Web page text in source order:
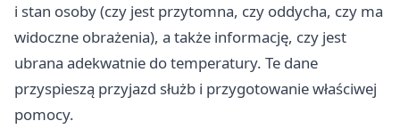
i stan osoby (czy jest przytomna, czy oddycha, czy ma
widoczne obrażenia), a także informację, czy jest
ubrana adekwatnie do temperatury. Te dane
przyspieszą przyjazd służb i przygotowanie właściwej
pomocy.